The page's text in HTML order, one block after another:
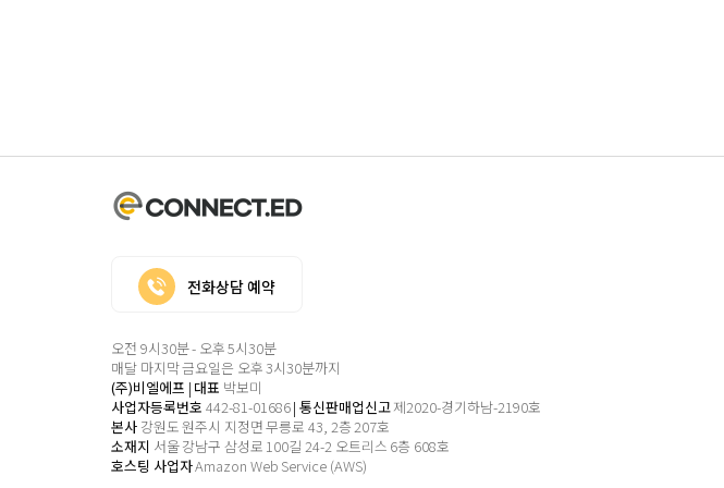
전화상담 예약
오전 9시30분 - 오후 5시30분
매달 마지막 금요일은 오후 3시30분까지
(주)비엘에프 | 대표 박보미
사업자등록번호 442-81-01686| 통신판매업신고제2020-경기하남-2190호
본사 강원도 원주시 지정면 무릉로 43, 2층 207호
소재지 서울 강남구 삼성로 100길 24-2 오트리스 6층 608호
호스팅 사업자Amazon Web Service (AWS)